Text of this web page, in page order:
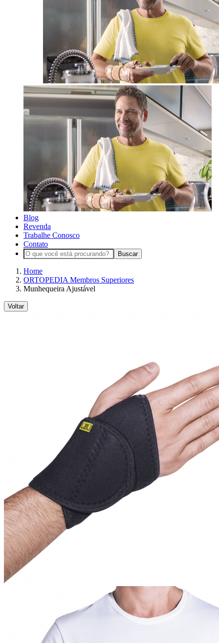
Blog
Revenda
Trabalhe Conosco
Contato
Buscar
Home
ORTOPEDIA Membros Superiores
Munhequeira Ajustável
Voltar